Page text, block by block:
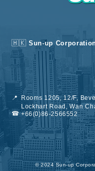
🇭🇰Sun-up
📍
☎
Rooms 1205, 12/F,
Lockhart Road, Wan
+66(0)86-2566552
©︎ 2024 Sun-up